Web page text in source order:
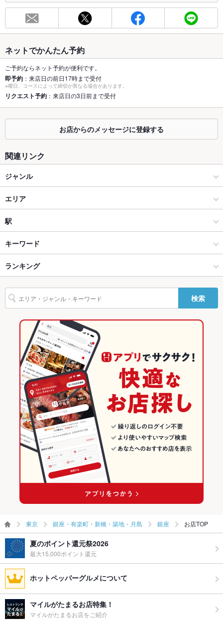
20席(カウンター4席・テーブル16席)
容人数
個室 なし ：なし
座敷 なし ：なし
掘りごたつ なし ：なし
貸切可 ：なし
設備
Wi-Fi
バリアフリ
ー
駐車場
英語メニュ
ー
その他設備 ※ランチタイムのご予約は平日≪会席コース≫のみ承ります。
飲み放題 あり ：なし
食べ放題 なし ：なし
焼酎充実、日本酒充実
お子様連れ お子様連れOK ：なし
ウェディン
グパーティ
なし
※平日のランチタイムのご予約は≪会席コース≫のみ承ります。
※休日はランチタイムのご予約は不可です。
ネットでかんたん予約
ご予約ならネット予約が便利です。
即予約 ：来店日の前日17時まで受付
※曜日、コースによって締切が異なる場合があります。
リクエスト予約 ：来店日の3日前まで受付
お店からのメッセージに登録する
関連リンク
ジャンル
和食
日本料理・懐石・割烹
銀座・有楽町・新橋・築地・月島 × 和食
銀座・有楽町・新橋・築地・月島 × 日本料理・懐石・割烹
銀座駅 × 和食
銀座駅 × 日本料理・懐石・割烹
エリア
銀座
銀座 × 和食
銀座 × 日本料理・懐石・割烹
東京
東京 × 和食
東京 × 日本料理・懐石・割烹
駅
銀座駅
東銀座駅
有楽町駅
キーワード
からあげ
ランキング
東京のグルメランキング
東京の和食ランキング
東京の日本料理・懐石・割烹ランキング
銀座・有楽町・新橋・築地・月島のグルメランキング
銀座・有楽町・新橋・築地・月島の和食ランキング
銀座・有楽町・新橋・築地・月島の日本料理・懐石・割烹ランキ
銀座のグルメランキング
銀座の和食ランキング
銀座の日本料理・懐石・割烹ランキング
検索
東京 銀座・有楽町・新橋・築地・月島 銀座 お店TOP
夏のポイント還元祭2026
最大15,000ポイント還元
ホットペッパーグルメについて
マイルがたまるお店特集！
マイルがたまるお店をご紹介